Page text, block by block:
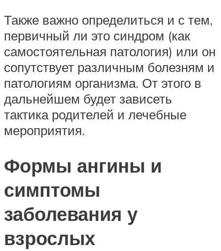
Также важно определиться и с тем,
первичный ли это синдром (как
самостоятельная патология) или он
сопутствует различным болезням и
патологиям организма. От этого в
дальнейшем будет зависеть
тактика родителей и лечебные
мероприятия.
Формы ангины и
симптомы
заболевания у
взрослых